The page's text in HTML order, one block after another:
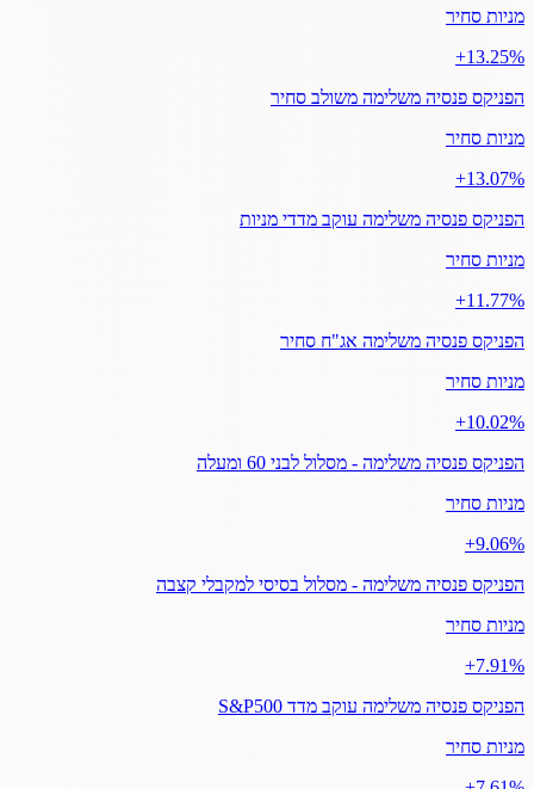
מניות סחיר
‎+13.25%
הפניקס פנסיה משלימה משולב סחיר
מניות סחיר
‎+13.07%
הפניקס פנסיה משלימה עוקב מדדי מניות
מניות סחיר
‎+11.77%
הפניקס פנסיה משלימה אג"ח סחיר
מניות סחיר
‎+10.02%
הפניקס פנסיה משלימה - מסלול לבני 60 ומעלה
מניות סחיר
‎+9.06%
הפניקס פנסיה משלימה - מסלול בסיסי למקבלי קצבה
מניות סחיר
‎+7.91%
הפניקס פנסיה משלימה עוקב מדד S&P500
מניות סחיר